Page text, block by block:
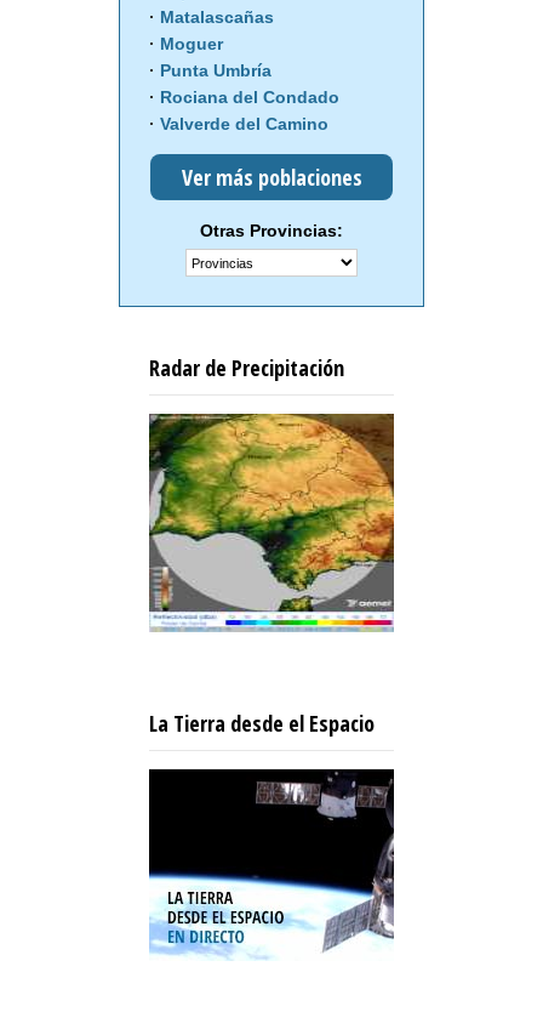
Matalascañas
Moguer
Punta Umbría
Rociana del Condado
Valverde del Camino
Ver más poblaciones
Otras Provincias:
Radar de Precipitación
La Tierra desde el Espacio